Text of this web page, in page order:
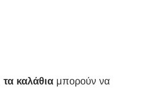
τα καλάθια μπορούν να